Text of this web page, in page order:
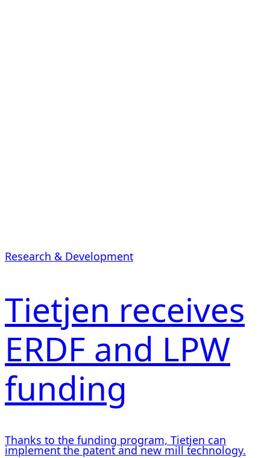
Research & Development
Tietjen receives
ERDF and LPW
funding
Thanks to the funding program, Tietjen can
implement the patent and new mill technology.